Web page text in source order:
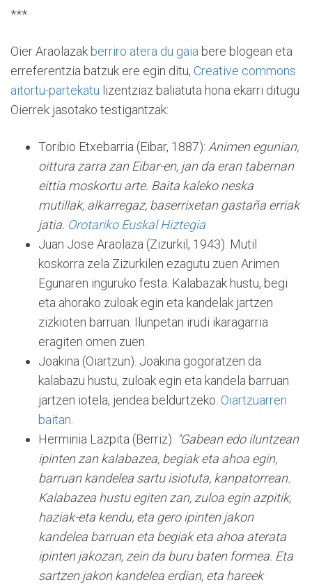
***
Oier Araolazak berriro atera du gaia bere blogean eta
erreferentzia batzuk ere egin ditu, Creative commons
aitortu-partekatu lizentziaz baliatuta hona ekarri ditugu
Oierrek jasotako testigantzak:
Toribio Etxebarria (Eibar, 1887): Animen egunian,
oittura zarra zan Eibar-en, jan da eran tabernan
eittia moskortu arte. Baita kaleko neska
mutillak, alkarregaz, baserrixetan gastaña erriak
jatia. Orotariko Euskal Hiztegia
Juan Jose Araolaza (Zizurkil, 1943). Mutil
koskorra zela Zizurkilen ezagutu zuen Arimen
Egunaren inguruko festa. Kalabazak hustu, begi
eta ahorako zuloak egin eta kandelak jartzen
zizkioten barruan. Ilunpetan irudi ikaragarria
eragiten omen zuen.
Joakina (Oiartzun). Joakina gogoratzen da
kalabazu hustu, zuloak egin eta kandela barruan
jartzen iotela, jendea beldurtzeko. Oiartzuarren
baitan.
Herminia Lazpita (Berriz). "Gabean edo iluntzean
ipinten zan kalabazea, begiak eta ahoa egin,
barruan kandelea sartu isiotuta, kanpatorrean.
Kalabazea hustu egiten zan, zuloa egin azpitik,
haziak-eta kendu, eta gero ipinten jakon
kandelea barruan eta begiak eta ahoa aterata
ipinten jakozan, zein da buru baten formea. Eta
sartzen jakon kandelea erdian, eta hareek